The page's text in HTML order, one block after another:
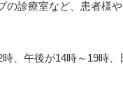
の診療室など、患者様
、午後が14時～19時